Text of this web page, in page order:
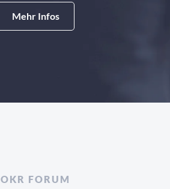
Mehr Infos
OKR FORUM